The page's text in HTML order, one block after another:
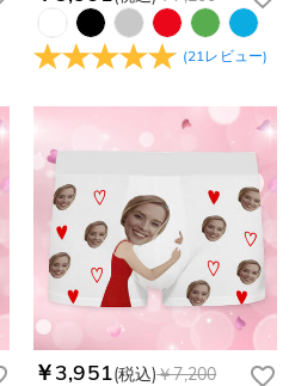
(21レビュー)
￥3,951(税込)￥7,200